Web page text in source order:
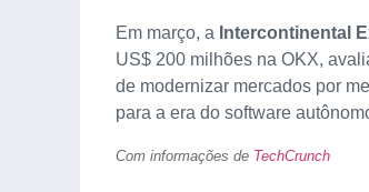
Em março, a Intercontinental
US$ 200 milhões na OKX,
de modernizar mercados por
para a era do software
Com informações de TechCrunch